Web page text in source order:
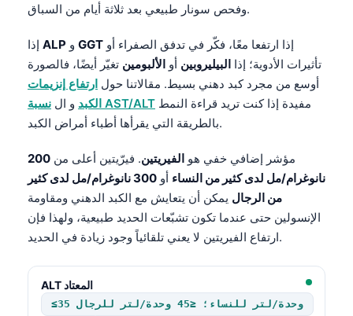
وفحص سونار طبيعي بعد ثلاثة أيام من السباق.
ALP GGT
تأثيرات الأدوية؛ إذا البيليروبين أو الألبومين تغيّر أيضًا، فالصورة
أوسع من مجرد كبد دهني بسيط. مقالاتنا حول ارتفاع إنزيمات
الكبد و ال نسبة AST/ALT
بالطريقة التي يقرأها أطباء أمراض الكبد.
مؤشر إضافي خفي هو الفيريتين. فيرّيتين أعلى من 200
نانوغرام/مل لدى كثير من النساء أو
300 نانوغرام/مل لدى كثير
من الرجال يمكن أن يتعايش مع الكبد الدهني ومقاومة
الإنسولين حتى عندما تكون تشبّعات الحديد طبيعية، ولهذا فإن
ارتفاع الفيريتين لا يعني تلقائياً وجود زيادة في الحديد.
ALT المعتاد
≤35 وحدة/لتر للنساء؛ ≤45 وحدة/لتر للرجال